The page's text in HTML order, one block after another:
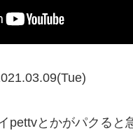
pettvとかがパクると